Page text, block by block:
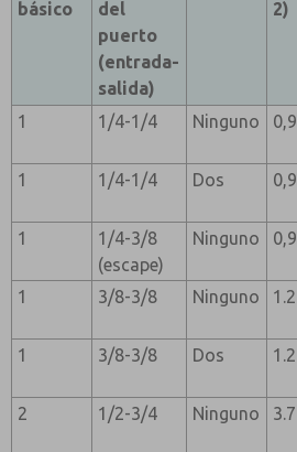
básico
del
puerto
(entrada-
salida)
2)
1 1/4-1/4 Ninguno 0,9
1 1/4-1/4 Dos 0,9
1
1/4-3/8
(escape)
Ninguno 0,9
1 3/8-3/8 Ninguno 1.2
1 3/8-3/8 Dos 1.2
2 1/2-3/4 Ninguno 3.7